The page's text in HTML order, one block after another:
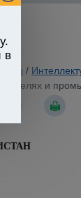
в
/
моделях и